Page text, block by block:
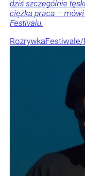
dziś szczególnie
ciężka praca – mówi
Festivalu.
RozrywkaFestiwale/